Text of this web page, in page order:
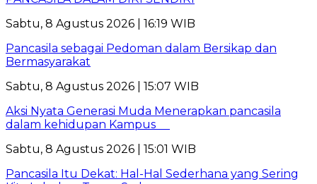
Sabtu, 8 Agustus 2026 | 16:19 WIB
Pancasila sebagai Pedoman dalam Bersikap dan
Bermasyarakat
Sabtu, 8 Agustus 2026 | 15:07 WIB
Aksi Nyata Generasi Muda Menerapkan pancasila
dalam kehidupan Kampus
Sabtu, 8 Agustus 2026 | 15:01 WIB
Pancasila Itu Dekat: Hal-Hal Sederhana yang Sering